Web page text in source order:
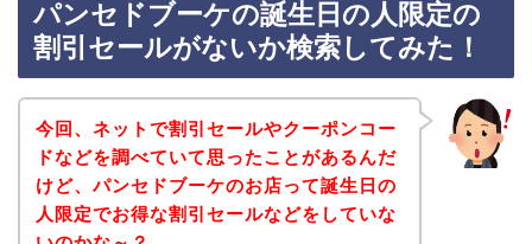
パンセドブーケの誕生日の人限定の
割引セールがないか検索してみた！
今回、ネットで割引セールやクーポンコー
ドなどを調べていて思ったことがあるんだ
けど、パンセドブーケのお店って誕生日の
人限定でお得な割引セールなどをしていな